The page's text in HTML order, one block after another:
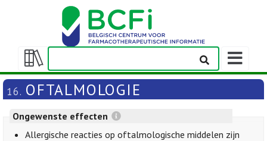
Weergeven/verbergen
inhoudstafel
16. OFTALMOLOGIE
Ongewenste effecten
Allergische reacties op oftalmologische middelen zijn